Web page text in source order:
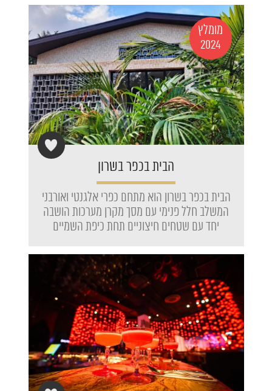
מומלץ
2024
הבית בכפר בשרון
הבית בכפר בשרון הוא מתחם כפרי אלגנטי ואורבני
המשלב חלל פנימי עם מסך מקרן מערכות הושבה
יחד עם שטחים חיצוניים תחת כיפת השמיים